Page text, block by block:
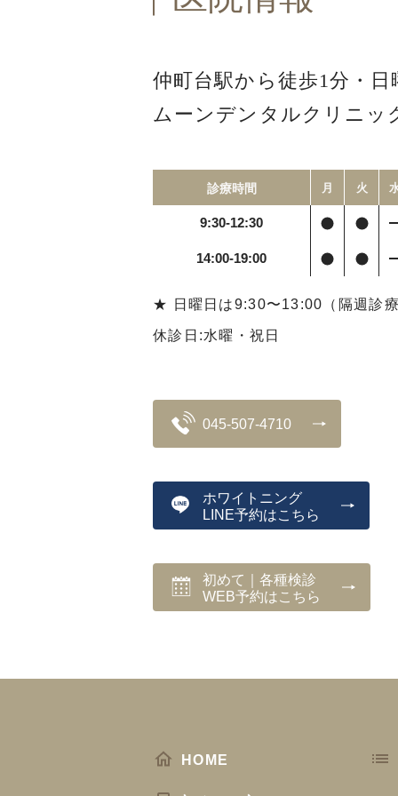
仲町台駅から徒歩1分・ 日
ムーンデンタルクリニッ
診療時間 月 火
9:30-12:30
14:00-19:00
★ 日曜日は9:30〜13:00（隔週診
休診日:水曜・祝日
045-507-4710
ホワイトニング
LINE予約はこちら
初めて｜各種検診
WEB予約はこちら
HOME